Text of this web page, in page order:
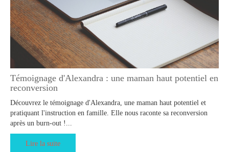
Témoignage d'Alexandra : une maman haut potentiel en
reconversion
Découvrez le témoignage d'Alexandra, une maman haut potentiel et
pratiquant l'instruction en famille. Elle nous raconte sa reconversion
après un burn-out !...
Lire la suite